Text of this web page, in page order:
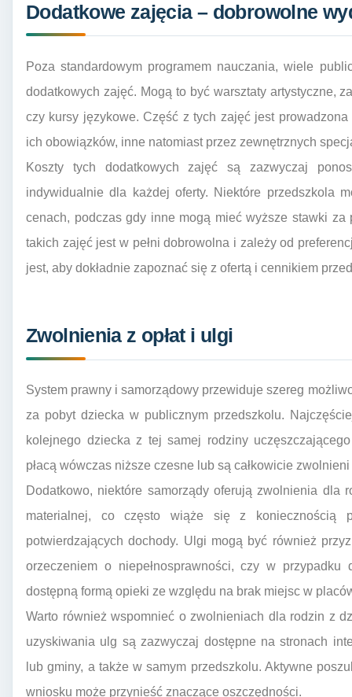
Dodatkowe zajęcia – dobrowolne
Poza standardowym programem nauczania, wiele
dodatkowych zajęć. Mogą to być warsztaty artystyczne,
czy kursy językowe. Część z tych zajęć jest
ich obowiązków, inne natomiast przez zewnętrznych
Koszty tych dodatkowych zajęć są zazwyczaj
indywidualnie dla każdej oferty. Niektóre przedszkola
cenach, podczas gdy inne mogą mieć wyższe stawki
takich zajęć jest w pełni dobrowolna i zależy od
jest, aby dokładnie zapoznać się z ofertą i cennikiem
Zwolnienia z opłat i ulgi
System prawny i samorządowy przewiduje szereg
za pobyt dziecka w publicznym przedszkolu.
kolejnego dziecka z tej samej rodziny
płacą wówczas niższe czesne lub są całkowicie zwolnieni
Dodatkowo, niektóre samorządy oferują zwolnienia dla
materialnej, co często wiąże się z koniecznością
potwierdzających dochody. Ulgi mogą być również
orzeczeniem o niepełnosprawności, czy w
dostępną formą opieki ze względu na brak miejsc w
Warto również wspomnieć o zwolnieniach dla rodzin z
uzyskiwania ulg są zazwyczaj dostępne na stronach
lub gminy, a także w samym przedszkolu. Aktywne
wniosku może przynieść znaczące oszczędności.